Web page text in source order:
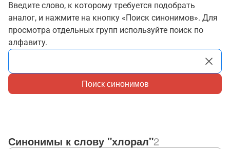
Введите слово, к которому требуется подобрать
аналог, и нажмите на кнопку «Поиск синонимов». Для
просмотра отдельных групп используйте поиск по
алфавиту.
Поиск синонимов
Синонимы к слову "хлорал"2